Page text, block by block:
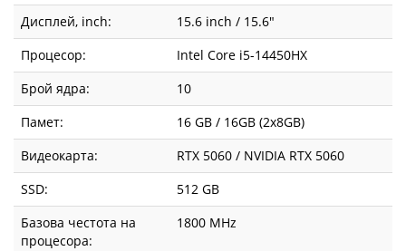
Дисплей, inch:
15.6 inch / 15.6"
Процесор:
Intel Core i5-14450HX
Брой ядра:
10
Памет:
16 GB / 16GB (2x8GB)
Видеокарта:
RTX 5060 / NVIDIA RTX 5060
SSD:
512 GB
Базова честота на
процесора:
1800 MHz